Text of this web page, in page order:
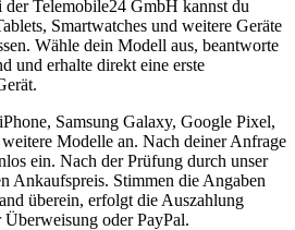
Telemobile24 GmbH kannst du
Smartwatches und weitere Geräte
Wähle dein Modell aus, beantworte
und erhalte direkt eine erste
Samsung Galaxy, Google Pixel,
Modelle an. Nach deiner Anfrage
ein. Nach der Prüfung durch unser
Ankaufspreis. Stimmen die Angaben
überein, erfolgt die Auszahlung
oder PayPal.